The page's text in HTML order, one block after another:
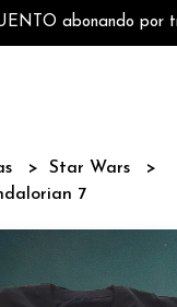
abonando por
Star Wars
7